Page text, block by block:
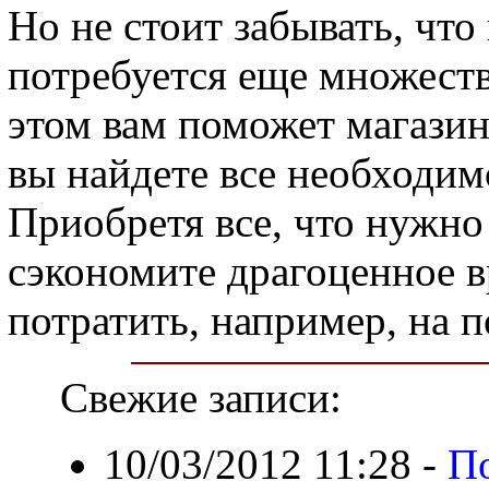
Но не стоит забывать,
потребуется еще
этом вам поможет
вы найдете все
Приобретя все, что
сэкономите драгоценное
потратить, например, на
Свежие записи:
10/03/2012 11:28 -